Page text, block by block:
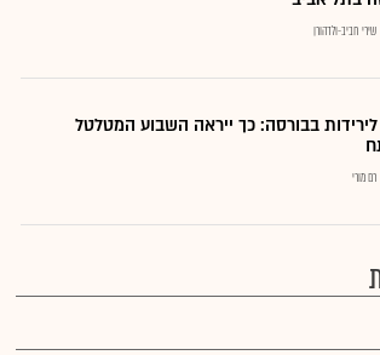
שירי חביב-ולדהורן
לירידות בבורסה: כך ייראה השבוע המטלטל
רם מורי